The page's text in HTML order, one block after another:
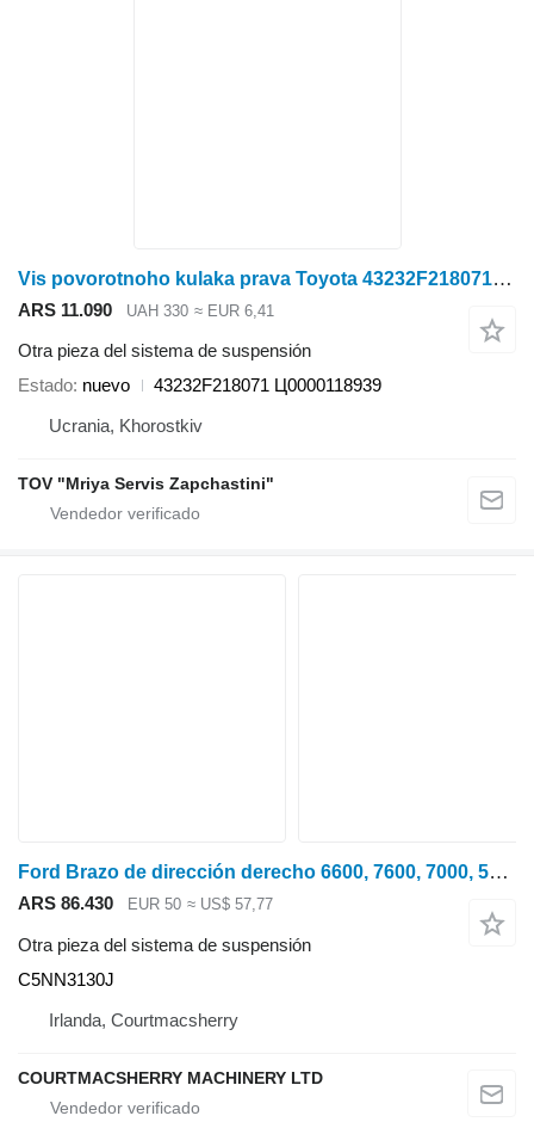
Vis povorotnoho kulaka prava Toyota 43232F218071 otra pieza del sistema de suspensión para cosechadora
ARS 11.090 UAH 330 ≈ EUR 6,41
Otra pieza del sistema de suspensión
Estado nuevo
43232F218071 Ц0000118939
Ucrania, Khorostkiv
TOV "Mriya Servis Zapchastini"
Ford Brazo de dirección derecho 6600, 7600, 7000, 5000, 81813162 C5NN3130J para tractor de ruedas
ARS 86.430 EUR 50 ≈ US$ 57,77
Otra pieza del sistema de suspensión
C5NN3130J
Irlanda, Courtmacsherry
COURTMACSHERRY MACHINERY LTD